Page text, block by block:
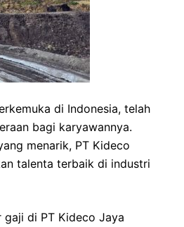
di Indonesia, telah
bagi karyawannya.
menarik, PT Kideco
talenta terbaik di industri
di PT Kideco Jaya